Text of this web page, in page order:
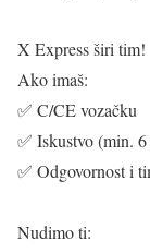
X Express širi tim!
Ako imaš:
✅ C/CE vozačku
✅ Iskustvo (min.
✅ Odgovornost i
Nudimo ti: